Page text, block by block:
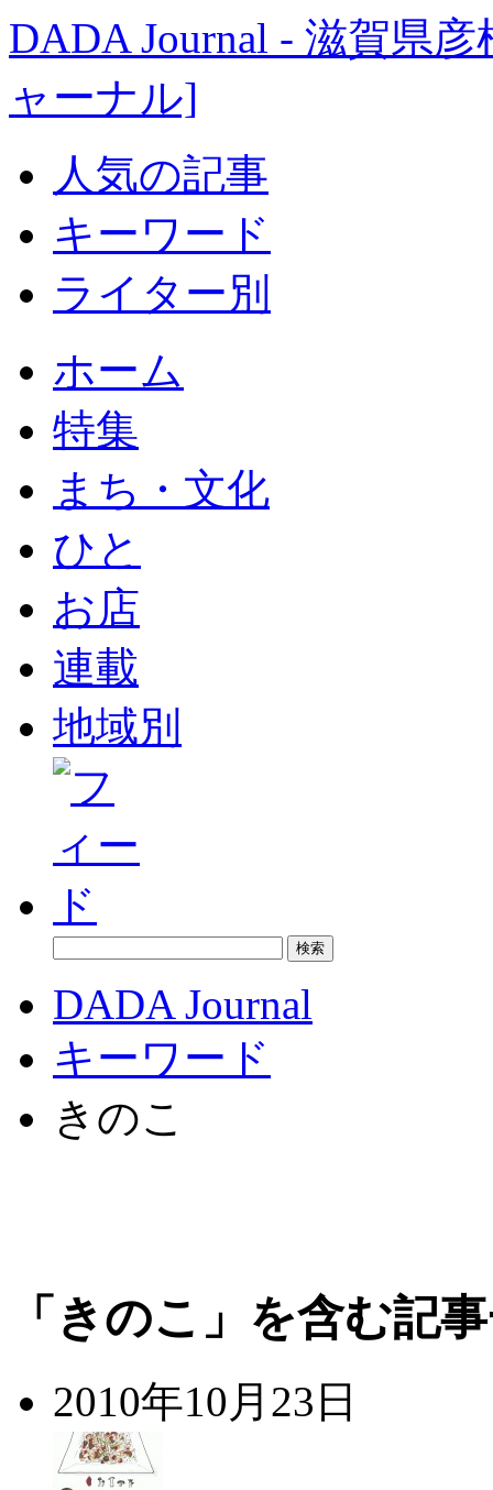
DADA Journal - 滋賀県
ャーナル]
人気の記事
キーワード
ライター別
ホーム
特集
まち・文化
ひと
お店
連載
地域別
DADA Journal
キーワード
きのこ
「きのこ」を含む記
2010年10月23日